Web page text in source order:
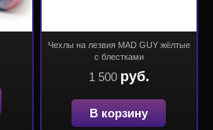
Чехлы на лезвия MAD GUY жёлтые
с блестками
1 500 руб.
В корзину